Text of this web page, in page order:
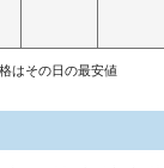
はその日の最安値